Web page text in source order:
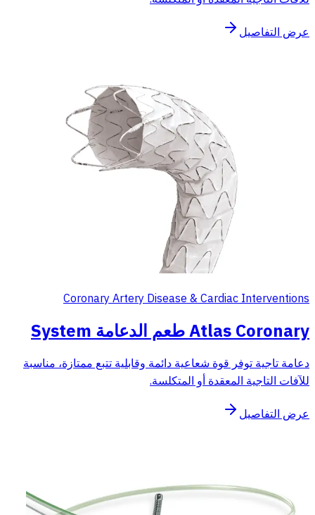
عرض التفاصيل
Coronary Artery Disease & Cardiac Interventions
Atlas Coronary طعم الدعامة System
دعامة تاجية توفر قوة شعاعية دائمة وقابلية تتبع ممتازة، مناسبة
للآفات التاجية المعقدة أو المتكلسة.
عرض التفاصيل